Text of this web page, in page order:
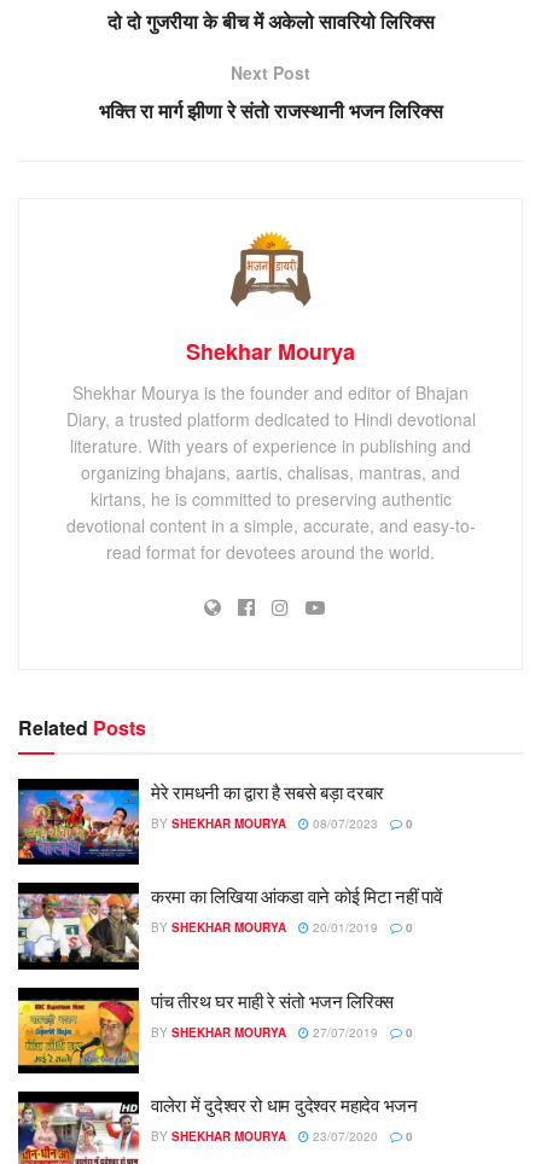
दो दो गुजरीया के बीच में अकेलो सावरियो लिरिक्स
Next Post
भक्ति रा मार्ग झीणा रे संतो राजस्थानी भजन लिरिक्स
Shekhar Mourya
Shekhar Mourya is the founder and editor of Bhajan
Diary, a trusted platform dedicated to Hindi devotional
literature. With years of experience in publishing and
organizing bhajans, aartis, chalisas, mantras, and
kirtans, he is committed to preserving authentic
devotional content in a simple, accurate, and easy-to-
read format for devotees around the world.
Related Posts
मेरे रामधनी का द्वारा है सबसे बड़ा दरबार
BY SHEKHAR MOURYA 08/07/2023 0
करमा का लिखिया आंकडा वाने कोई मिटा नहीं पावें
BY SHEKHAR MOURYA 20/01/2019 0
पांच तीरथ घर माही रे संतो भजन लिरिक्स
BY SHEKHAR MOURYA 27/07/2019 0
वालेरा में दुदेश्वर रो धाम दुदेश्वर महादेव भजन
BY SHEKHAR MOURYA 23/07/2020 0